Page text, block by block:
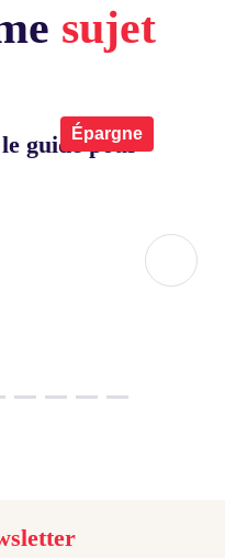
sujet
Épargne
guide pour